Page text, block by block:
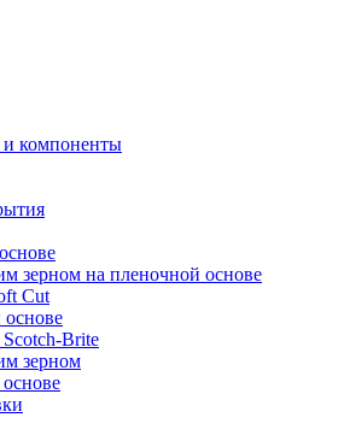
компоненты
зерном на пленочной основе
Cut
Brite
зерном